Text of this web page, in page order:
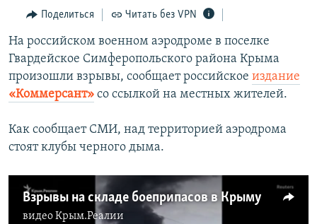
поискуИНФОГРАФИКА
ТЕЛЕПРОЕКТ КРЫМ.РЕАЛИИ
СОВЕТЫ ПРАВОЗАЩИТНИКОВ
ПРОПАВШИЕ БЕЗ ВЕСТИ
ПОБЕДИТЕЛЕЙ НЕ СУДЯТ?
КРЫМ.НЕПОКОРЕННЫЙ
УКРАИНСКАЯ ПРОБЛЕМА КРЫМА
КАК ОБОЙТИ БЛОКИРОВКУ
Українською
Qırımtatar
Все сайты RFE/RL
Поделиться Читать без VPN
На российском военном аэродроме в поселке
Гвардейское Симферопольского района Крыма
произошли взрывы, сообщает российское издание
«Коммерсант» со ссылкой на местных жителей.
Как сообщает СМИ, над территорией аэродрома
стоят клубы черного дыма.
Взрывы на складе боеприпасов в Крыму
видеоКрым.Реалии